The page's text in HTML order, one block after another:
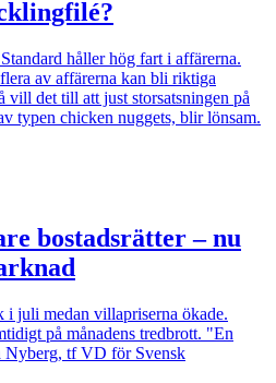
håller hög fart i affärerna.
av affärerna kan bli riktiga
vill det till att just storsatsningen på
typen chicken nuggets, blir lönsam.
bostadsrätter – nu
i juli medan villapriserna ökade.
på månadens tredbrott. "En
Nyberg, tf VD för Svensk